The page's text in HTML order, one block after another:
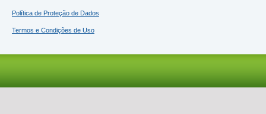
Política de Proteção de Dados
Termos e Condições de Uso